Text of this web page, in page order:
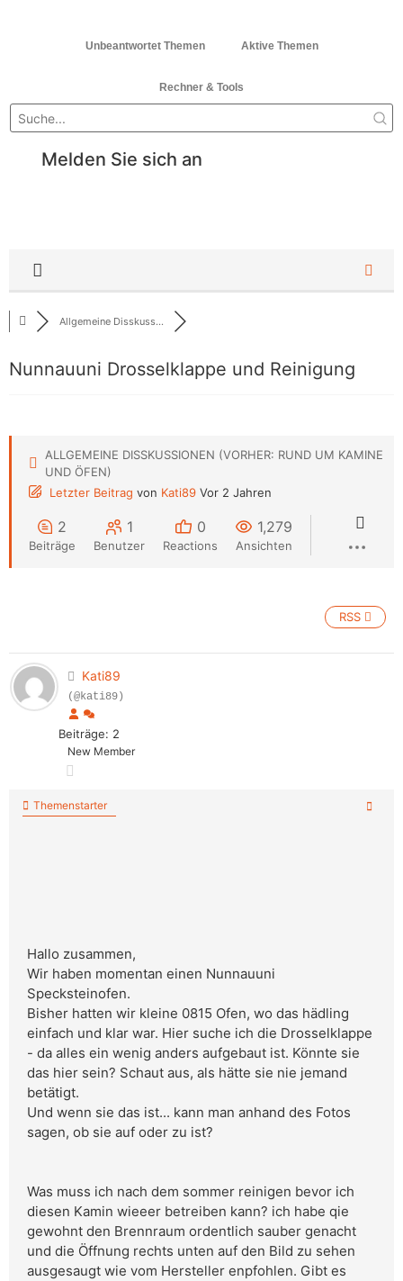
Unbeantwortet Themen Aktive Themen
Rechner & Tools
Melden Sie sich an
Allgemeine Disskuss...
Nunnauuni Drosselklappe und Reinigung
ALLGEMEINE DISSKUSSIONEN (VORHER: RUND UM KAMINE
UND ÖFEN)
Letzter Beitrag von Kati89 Vor 2 Jahren
2
Beiträge
1
Benutzer
0
Reactions
1,279
Ansichten
RSS
Kati89
(@kati89)
Beiträge: 2
New Member
Themenstarter
Hallo zusammen,
Wir haben momentan einen Nunnauuni
Specksteinofen.
Bisher hatten wir kleine 0815 Ofen, wo das hädling
einfach und klar war. Hier suche ich die Drosselklappe
- da alles ein wenig anders aufgebaut ist. Könnte sie
das hier sein? Schaut aus, als hätte sie nie jemand
betätigt.
Und wenn sie das ist... kann man anhand des Fotos
sagen, ob sie auf oder zu ist?
Was muss ich nach dem sommer reinigen bevor ich
diesen Kamin wieeer betreiben kann? ich habe qie
gewohnt den Brennraum ordentlich sauber genacht
und die Öffnung rechts unten auf den Bild zu sehen
ausgesaugt wie vom Hersteller enpfohlen. Gibt es